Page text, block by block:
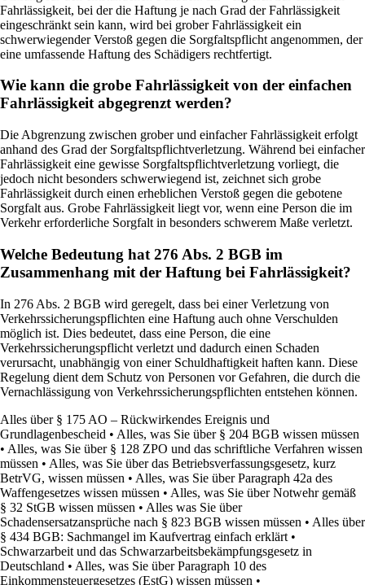
Fahrlässigkeit, bei der die Haftung je nach Grad der Fahrlässigkeit
eingeschränkt sein kann, wird bei grober Fahrlässigkeit ein
schwerwiegender Verstoß gegen die Sorgfaltspflicht angenommen, der
eine umfassende Haftung des Schädigers rechtfertigt.
Wie kann die grobe Fahrlässigkeit von der einfachen
Fahrlässigkeit abgegrenzt werden?
Die Abgrenzung zwischen grober und einfacher Fahrlässigkeit erfolgt
anhand des Grad der Sorgfaltspflichtverletzung. Während bei einfacher
Fahrlässigkeit eine gewisse Sorgfaltspflichtverletzung vorliegt, die
jedoch nicht besonders schwerwiegend ist, zeichnet sich grobe
Fahrlässigkeit durch einen erheblichen Verstoß gegen die gebotene
Sorgfalt aus. Grobe Fahrlässigkeit liegt vor, wenn eine Person die im
Verkehr erforderliche Sorgfalt in besonders schwerem Maße verletzt.
Welche Bedeutung hat 276 Abs. 2 BGB im
Zusammenhang mit der Haftung bei Fahrlässigkeit?
In 276 Abs. 2 BGB wird geregelt, dass bei einer Verletzung von
Verkehrssicherungspflichten eine Haftung auch ohne Verschulden
möglich ist. Dies bedeutet, dass eine Person, die eine
Verkehrssicherungspflicht verletzt und dadurch einen Schaden
verursacht, unabhängig von einer Schuldhaftigkeit haften kann. Diese
Regelung dient dem Schutz von Personen vor Gefahren, die durch die
Vernachlässigung von Verkehrssicherungspflichten entstehen können.
Alles über § 175 AO – Rückwirkendes Ereignis und
Grundlagenbescheid • Alles, was Sie über § 204 BGB wissen müssen
• Alles, was Sie über § 128 ZPO und das schriftliche Verfahren wissen
müssen • Alles, was Sie über das Betriebsverfassungsgesetz, kurz
BetrVG, wissen müssen • Alles, was Sie über Paragraph 42a des
Waffengesetzes wissen müssen • Alles, was Sie über Notwehr gemäß
§ 32 StGB wissen müssen • Alles was Sie über
Schadensersatzansprüche nach § 823 BGB wissen müssen • Alles über
§ 434 BGB: Sachmangel im Kaufvertrag einfach erklärt •
Schwarzarbeit und das Schwarzarbeitsbekämpfungsgesetz in
Deutschland • Alles, was Sie über Paragraph 10 des
Einkommensteuergesetzes (EstG) wissen müssen •